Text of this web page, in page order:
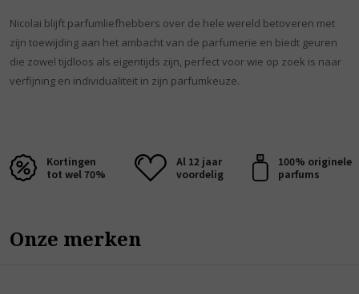
Nicolai blijft parfumliefhebbers over de hele wereld betoveren met
zijn toewijding aan het ambacht van de parfumerie en biedt geuren
die zowel tijdloos als eigentijds zijn, perfect voor wie op zoek is naar
verfijning en individualiteit in zijn parfumkeuze.
Kortingen
tot wel 70%
Al 12 jaar
voordelig
100% originele
parfums
Onze merken